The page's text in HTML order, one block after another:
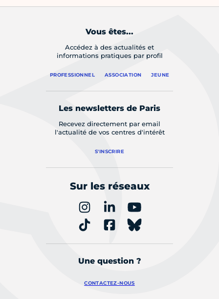
Vous êtes...
Accédez à des actualités et
informations pratiques par profil
PROFESSIONNEL ASSOCIATION JEUNE
Les newsletters de Paris
Recevez directement par email
l'actualité de vos centres d'intérêt
S'INSCRIRE
Sur les réseaux
Une question ?
CONTACTEZ-NOUS